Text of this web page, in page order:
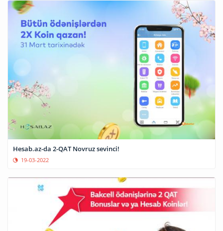
Hesab.az-da 2-QAT Novruz sevinci!
19-03-2022